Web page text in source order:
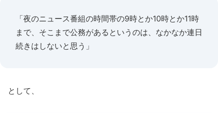
「夜のニュース番組の時間帯の9時とか10時とか11時
まで、そこまで公務があるというのは、なかなか連日
続きはしないと思う」
として、